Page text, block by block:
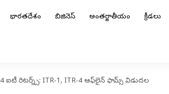
భారతదేశం బిజినెస్ అంతర్జాతీయం క్రీడలు
ఐటీ రిటర్న్స్: ITR-1, ITR-4 ఆఫ్‌లైన్ ఫామ్స్ విడుదల